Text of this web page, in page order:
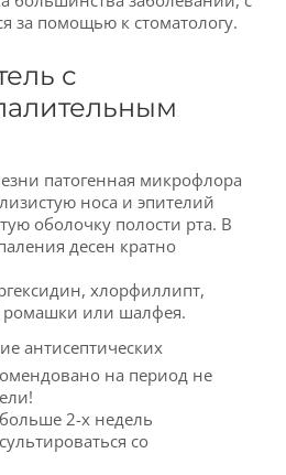
за помощью к стоматологу.
с
патогенная микрофлора
носа и эпителий
оболочку полости рта. В
десен кратно
хлорфиллипт,
ромашки или шалфея.
антисептических
на период не
2-х недель
со